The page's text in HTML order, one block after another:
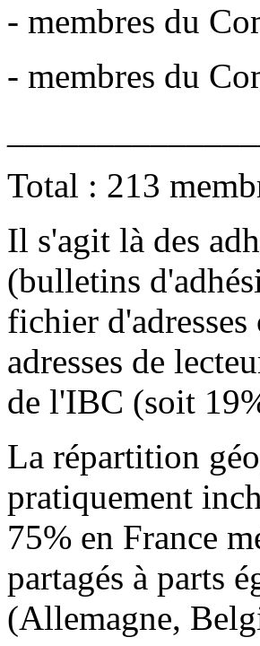
- membres du
- membres du
Total : 213
Il s'agit là des
(bulletins
fichier
adresses de
de l'IBC (soit
La répartition
pratiquement
75% en France
partagés à parts
(Allemagne,